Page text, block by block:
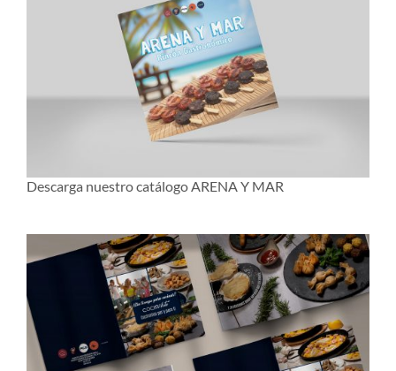
Descarga nuestro catálogo ARENA Y MAR